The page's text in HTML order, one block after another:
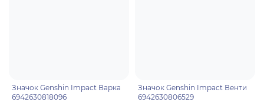
Значок Genshin Impact Варка
6942630818096
Значок Genshin Impact Венти
6942630806529